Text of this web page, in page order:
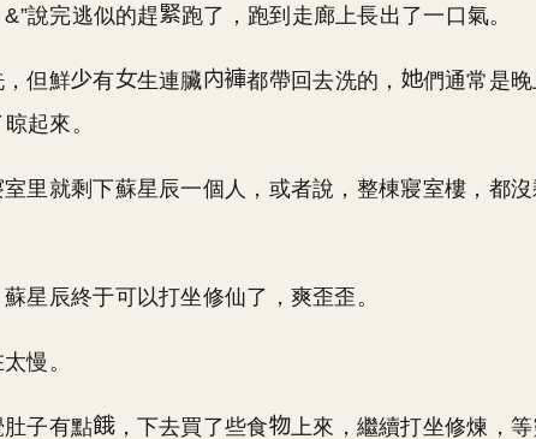
說完逃似的趕 跑了，跑到走廊上長出了一口氣。
，但鮮 有 生連臟 都帶回去洗的，
們通常是晚
起來。
里就剩下蘇星辰一個人，或者說，整棟寢室樓，都沒
星辰終于可以打坐修仙了，爽歪歪。
慢。
肚子有點 ，下去買了些食
上來，繼續打坐修煉，等